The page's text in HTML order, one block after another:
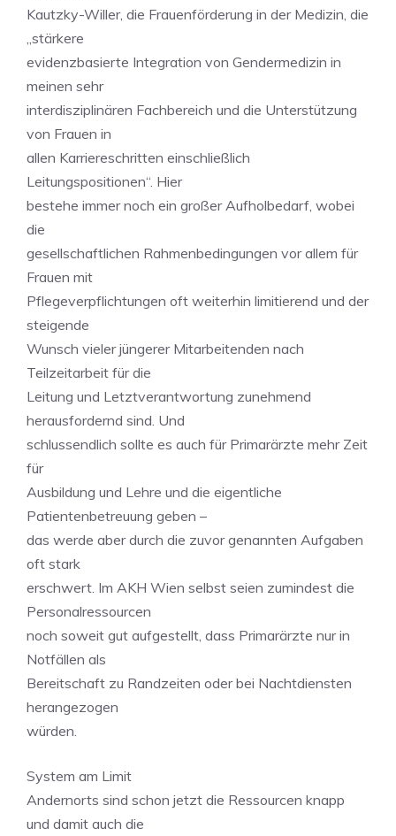
Kautzky-Willer, die Frauenförderung in der Medizin, die
„stärkere
evidenzbasierte Integration von Gendermedizin in
meinen sehr
interdisziplinären Fachbereich und die Unterstützung
von Frauen in
allen Karriereschritten einschließlich
Leitungspositionen“. Hier
bestehe immer noch ein großer Aufholbedarf, wobei
die
gesellschaftlichen Rahmenbedingungen vor allem für
Frauen mit
Pflegeverpflichtungen oft weiterhin limitierend und der
steigende
Wunsch vieler jüngerer Mitarbeitenden nach
Teilzeitarbeit für die
Leitung und Letztverantwortung zunehmend
herausfordernd sind. Und
schlussendlich sollte es auch für Primarärzte mehr Zeit
für
Ausbildung und Lehre und die eigentliche
Patientenbetreuung geben –
das werde aber durch die zuvor genannten Aufgaben
oft stark
erschwert. Im AKH Wien selbst seien zumindest die
Personalressourcen
noch soweit gut aufgestellt, dass Primarärzte nur in
Notfällen als
Bereitschaft zu Randzeiten oder bei Nachtdiensten
herangezogen
würden.
System am Limit
Andernorts sind schon jetzt die Ressourcen knapp
und damit auch die